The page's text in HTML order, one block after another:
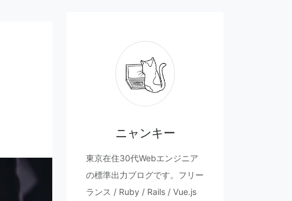
ニャンキー
東京在住30代Webエンジニア
の標準出力ブログです。フリー
ランス / Ruby / Rails / Vue.js